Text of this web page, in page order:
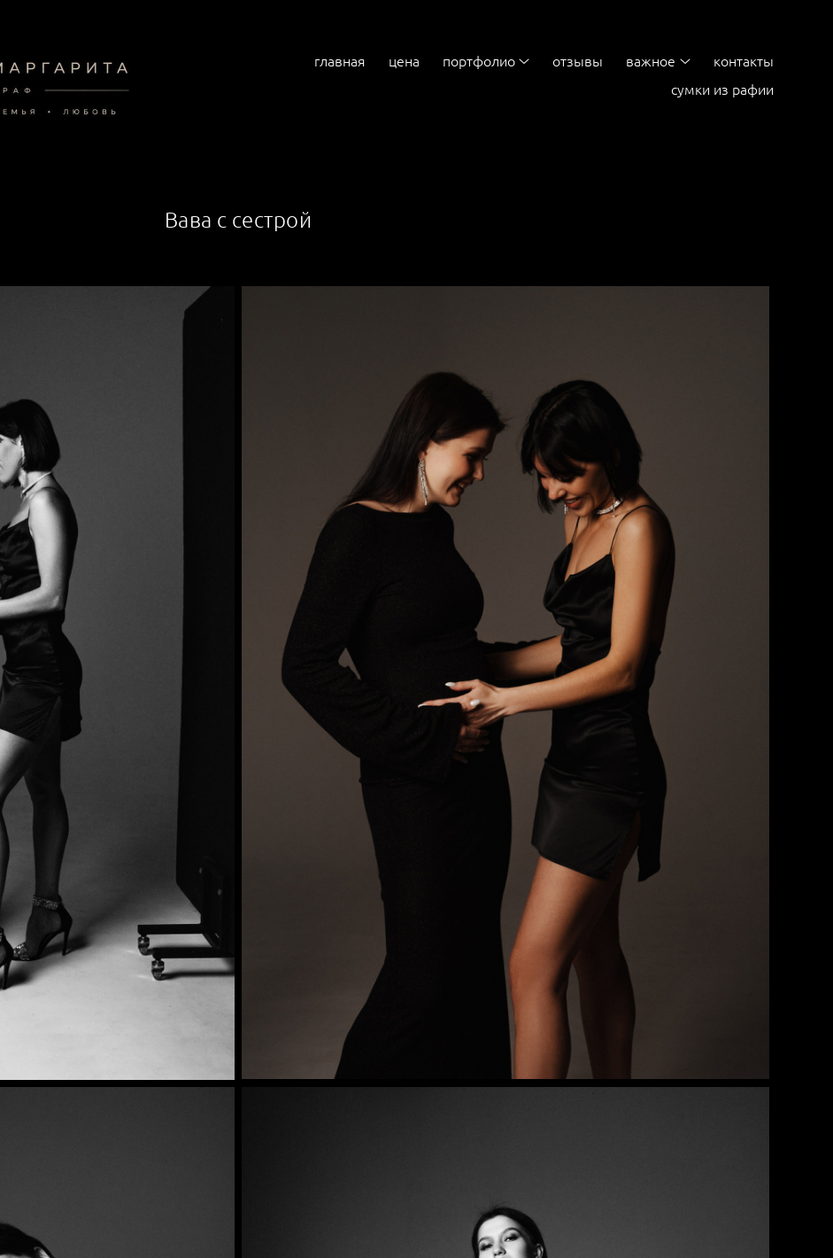
главная цена портфолио отзывы важное
контакты
сумки из рафии
Вава с сестрой